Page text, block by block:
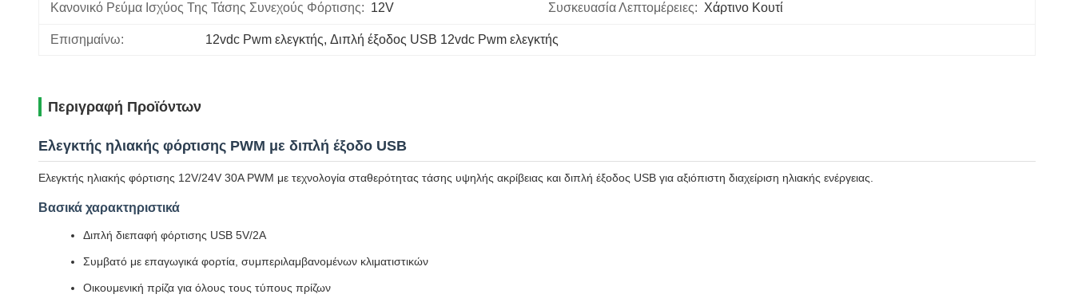
Κανονικό Ρεύμα Ισχύος Της Τάσης Συνεχούς Φόρτισης: 12V Συσκευασία Λεπτομέρειες: Χάρτινο Κουτί
Επισημαίνω: 12vdc Pwm ελεγκτής, Διπλή έξοδος USB 12vdc Pwm ελεγκτής
Περιγραφή Προϊόντων
Ελεγκτής ηλιακής φόρτισης PWM με διπλή έξοδο USB
Ελεγκτής ηλιακής φόρτισης 12V/24V 30A PWM με τεχνολογία σταθερότητας τάσης υψηλής ακρίβειας και διπλή έξοδος USB για αξιόπιστη διαχείριση ηλιακής ενέργειας.
Βασικά χαρακτηριστικά
Διπλή διεπαφή φόρτισης USB 5V/2A
Συμβατό με επαγωγικά φορτία, συμπεριλαμβανομένων κλιματιστικών
Οικουμενική πρίζα για όλους τους τύπους πρίζων